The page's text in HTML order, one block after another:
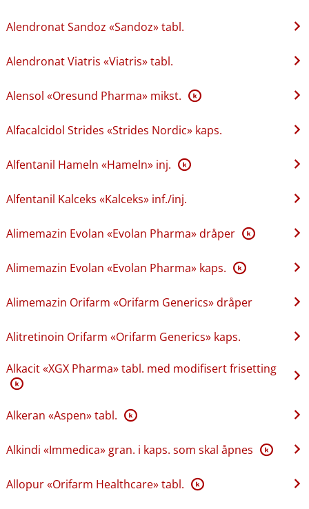
Alendronat Sandoz «Sandoz» tabl.
Alendronat Viatris «Viatris» tabl.
Alensol «Oresund Pharma» mikst. K
Alfacalcidol Strides «Strides Nordic» kaps.
Alfentanil Hameln «Hameln» inj. K
Alfentanil Kalceks «Kalceks» inf.​/​inj.
Alimemazin Evolan «Evolan Pharma» dråper K
Alimemazin Evolan «Evolan Pharma» kaps. K
Alimemazin Orifarm «Orifarm Generics» dråper
Alitretinoin Orifarm «Orifarm Generics» kaps.
Alkacit «XGX Pharma» tabl. med modifisert frisetting
K
Alkeran «Aspen» tabl. K
Alkindi «Immedica» gran. i kaps. som skal åpnes K
Allopur «Orifarm Healthcare» tabl. K